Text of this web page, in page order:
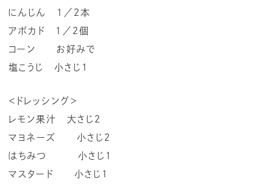
にんじん １／２本
アボカド １／２個
コーン お好みで
塩こうじ 小さじ１
＜ドレッシング＞
レモン果汁 大さじ２
マヨネーズ 小さじ２
はちみつ 小さじ１
マスタード 小さじ１